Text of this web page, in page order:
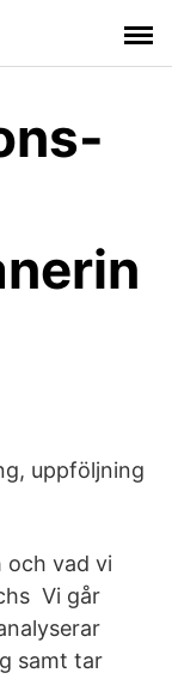
uppföljning
och vad vi
Vi går
samt tar